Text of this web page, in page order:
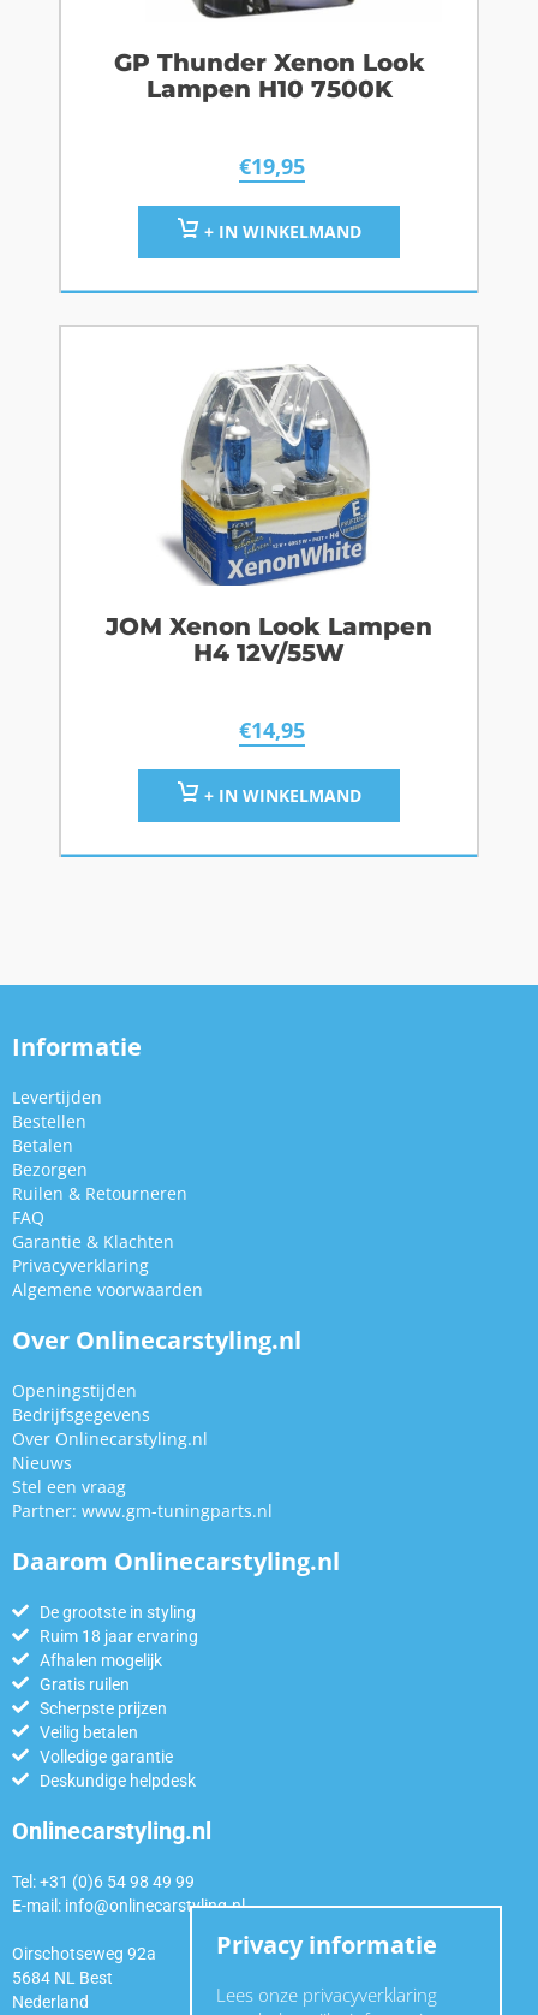
GP Thunder Xenon Look
Lampen H10 7500K
€19,95
+ IN WINKELMAND
JOM Xenon Look Lampen
H4 12V/55W
€14,95
+ IN WINKELMAND
Informatie
Levertijden
Bestellen
Betalen
Bezorgen
Ruilen & Retourneren
FAQ
Garantie & Klachten
Privacyverklaring
Algemene voorwaarden
Over Onlinecarstyling.nl
Openingstijden
Bedrijfsgegevens
Over Onlinecarstyling.nl
Nieuws
Stel een vraag
Partner: www.gm-tuningparts.nl
Daarom Onlinecarstyling.nl
De grootste in styling
Ruim 18 jaar ervaring
Afhalen mogelijk
Gratis ruilen
Scherpste prijzen
Veilig betalen
Volledige garantie
Deskundige helpdesk
Onlinecarstyling.nl
Tel: +31 (0)6 54 98 49 99
E-mail: info@onlinecarstyling.nl
Oirschotseweg 92a
5684 NL Best
Nederland
Privacy informatie
Lees onze privacyverklaring